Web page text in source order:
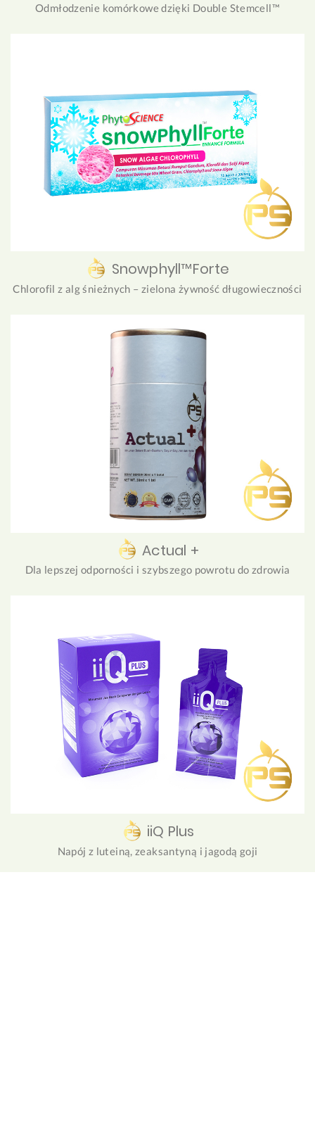
Odmłodzenie komórkowe dzięki Double Stemcell™
Snowphyll™Forte
Chlorofil z alg śnieżnych – zielona żywność długowieczności
Actual +
Dla lepszej odporności i szybszego powrotu do zdrowia
iiQ Plus
Napój z luteiną, zeaksantyną i jagodą goji